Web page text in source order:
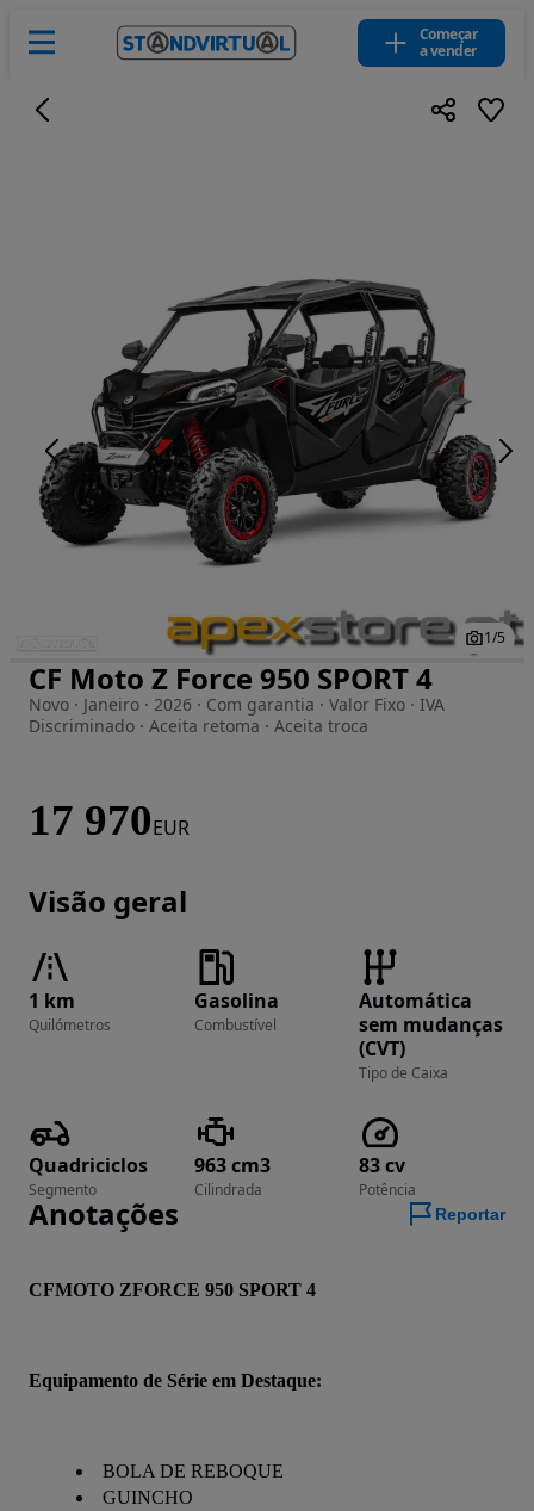
Começar
a vender
Imagem 1 de 5
1/5
CF Moto Z Force 950 SPORT 4
Novo · Janeiro · 2026 · Com garantia · Valor Fixo · IVA
Discriminado · Aceita retoma · Aceita troca
17 970EUR
Visão geral
1 km
Quilómetros
Gasolina
Combustível
Automática
sem mudanças
(CVT)
Tipo de Caixa
Quadriciclos
Segmento
963 cm3
Cilindrada
83 cv
Potência
Anotações Reportar
CFMOTO ZFORCE 950 SPORT 4
Equipamento de Série em Destaque:
BOLA DE REBOQUE
GUINCHO